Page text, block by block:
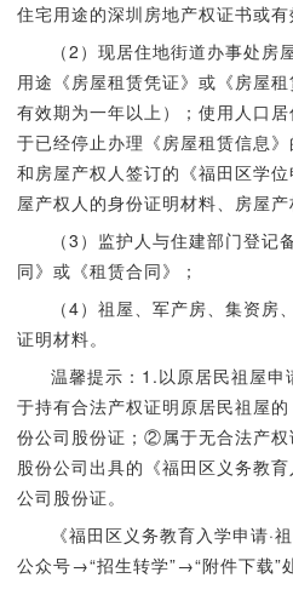
住宅用途的深圳房地产权证书或有
（2）现居住地街道办事处
用途《房屋租赁凭证》或《房屋
有效期为一年以上）；使用人口
于已经停止办理《房屋租赁信息
和房屋产权人签订的《福田区学
屋产权人的身份证明材料、房屋产
（3）监护人与住建部门登记
同》或《租赁合同》；
（4）祖屋、军产房、集资房
证明材料。
温馨提示：1.以原居民祖屋
于持有合法产权证明原居民祖屋
份公司股份证；②属于无合法产
股份公司出具的《福田区义务教
公司股份证。
《福田区义务教育入学申请·
公众号→“招生转学”→“附件下载”